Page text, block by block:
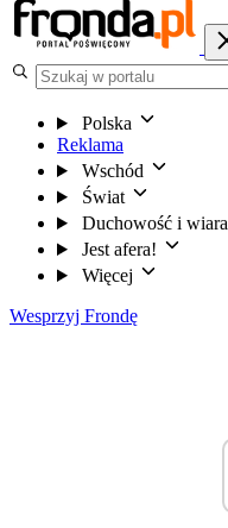
Polska
Reklama
Wschód
Świat
Duchowość i wiara
Jest afera!
Więcej
Wesprzyj Frondę